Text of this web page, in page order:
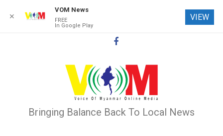
Bringing Balance Back To Local News
✕
VOM News
FREE
In Google Play
VIEW